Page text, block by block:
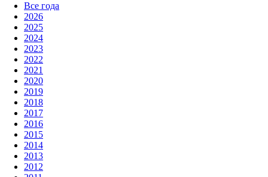
Все года
2026
2025
2024
2023
2022
2021
2020
2019
2018
2017
2016
2015
2014
2013
2012